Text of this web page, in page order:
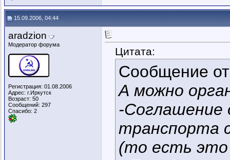
15.09.2006, 04:44
aradzion
Модератор форума
Регистрация: 01.08.2006
Адрес: г.Иркутск
Возраст: 50
Сообщений: 297
Спасибо: 2
Цитата:
Сообщение
А можно
-Соглашение
транспорта
(то есть это